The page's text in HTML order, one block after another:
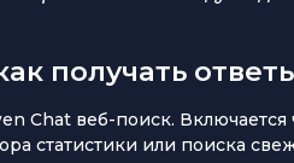
получать
Chat веб-поиск.
статистики или поиска